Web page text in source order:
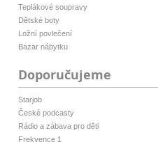
Teplákové soupravy
Dětské boty
Ložní povlečení
Bazar nábytku
Doporučujeme
Starjob
České podcasty
Rádio a zábava pro děti
Frekvence 1